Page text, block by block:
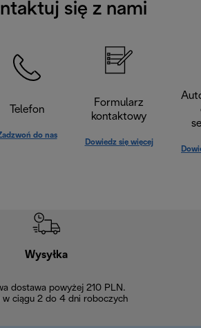
się z nami
Telefon
do nas
Formularz
kontaktowy
Dowiedz się więcej
Wysyłka
dostawa powyżej 210 PLN.
w ciągu 2 do 4 dni roboczych